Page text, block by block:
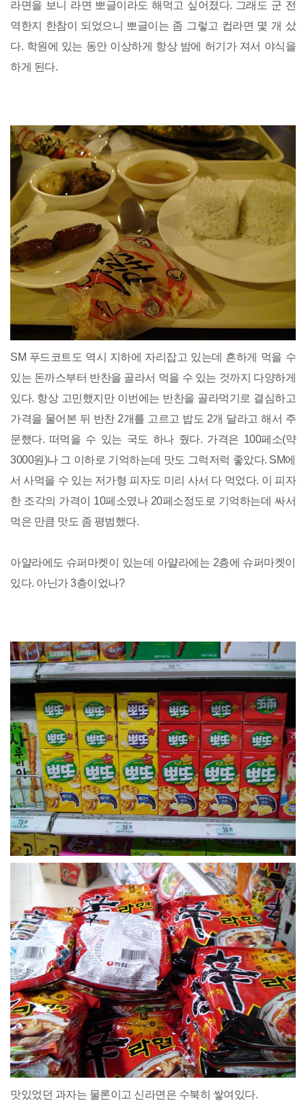
라면을 보니 라면 뽀글이라도 해먹고 싶어졌다. 그래도 군 전
역한지 한참이 되었으니 뽀글이는 좀 그렇고 컵라면 몇 개 샀
다. 학원에 있는 동안 이상하게 항상 밤에 허기가 져서 야식을
하게 된다.
SM 푸드코트도 역시 지하에 자리잡고 있는데 흔하게 먹을 수
있는 돈까스부터 반찬을 골라서 먹을 수 있는 것까지 다양하게
있다. 항상 고민했지만 이번에는 반찬을 골라먹기로 결심하고
가격을 물어본 뒤 반찬 2개를 고르고 밥도 2개 달라고 해서 주
문했다. 떠먹을 수 있는 국도 하나 줬다. 가격은 100페소(약
3000원)나 그 이하로 기억하는데 맛도 그럭저럭 좋았다. SM에
서 사먹을 수 있는 저가형 피자도 미리 사서 다 먹었다. 이 피자
한 조각의 가격이 10페소였나 20페소정도로 기억하는데 싸서
먹은 만큼 맛도 좀 평범했다.
아얄라에도 슈퍼마켓이 있는데 아얄라에는 2층에 슈퍼마켓이
있다. 아닌가 3층이었나?
맛있었던 과자는 물론이고 신라면은 수북히 쌓여있다.